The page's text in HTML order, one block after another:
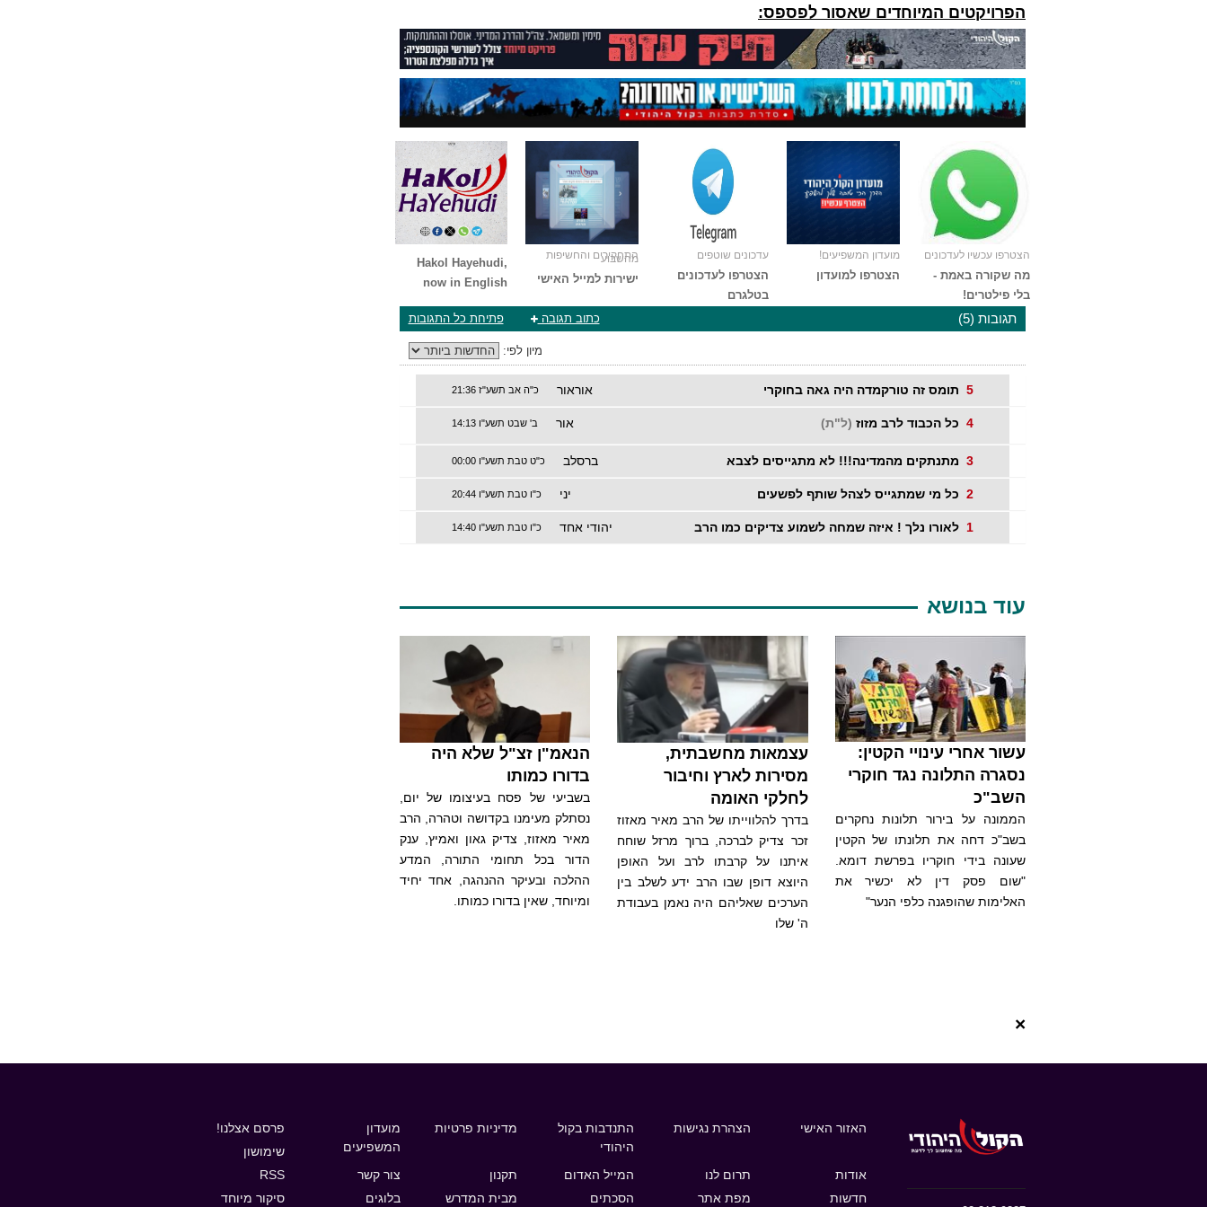
הפרויקטים המיוחדים שאסור לפספס:
Hakol Hayehudi,
now in English
התחקירים והחשיפות
מהשבוע
ישירות למייל האישי
עדכונים שוטפים
הצטרפו לעדכונים
בטלגרם
מועדון המשפיעים!
הצטרפו למועדון
הצטרפו עכשיו לעדכונים
מה שקורה באמת -
בלי פילטרים!
תגובות (5) פתיחת כל התגובות כתוב תגובה
מיון לפי:
תומס זה טורקמדה היה גאה בחוקרי 5 כ"ה אב תשע"ז 21:36 אוראור
כל הכבוד לרב מזוז (ל"ת) 4 ב' שבט תשע"ו 14:13 אור
מתנתקים מהמדינה!!! לא מתגייסים לצבא 3 כ"ט טבת תשע"ו 00:00 ברסלב
כל מי שמתגייס לצהל שותף לפשעים 2 כ"ו טבת תשע"ו 20:44 יני
לאורו נלך ! איזה שמחה לשמוע צדיקים כמו הרב 1 כ"ו טבת תשע"ו 14:40 יהודי אחד
עוד בנושא
עשור אחרי עינויי הקטין:
נסגרה התלונה נגד חוקרי
השב"כ
הממונה על בירור תלונות נחקרים
בשב"כ דחה את תלונתו של הקטין
שעונה בידי חוקריו בפרשת דומא.
"שום פסק דין לא יכשיר את
האלימות שהופגנה כלפי הנער"
עצמאות מחשבתית,
מסירות לארץ וחיבור
לחלקי האומה
בדרך להלווייתו של הרב מאיר מאזוז
זכר צדיק לברכה, ברוך מרזל שוחח
איתנו על קרבתו לרב ועל האופן
היוצא דופן שבו הרב ידע לשלב בין
הערכים שאליהם היה נאמן בעבודת
ה' שלו
הנאמ"ן זצ"ל שלא היה
בדורו כמותו
בשביעי של פסח בעיצומו של יום,
נסתלק מעימנו בקדושה וטהרה, הרב
מאיר מאזוז, צדיק גאון ואמיץ, ענק
הדור בכל תחומי התורה, המדע
ההלכה ובעיקר ההנהגה, אחד יחיד
ומיוחד, שאין בדורו כמותו.
×
האזור האישי הצהרת נגישות
התנדבות בקול
היהודי
מדיניות פרטיות
מועדון
המשפיעים
פרסם אצלנו!
שימושון
אודות
תרום לנו המייל האדום תקנון צור קשר
RSS
חדשות
מפת אתר הסכתים מבית המדרש בלוגים סיקור מיוחד